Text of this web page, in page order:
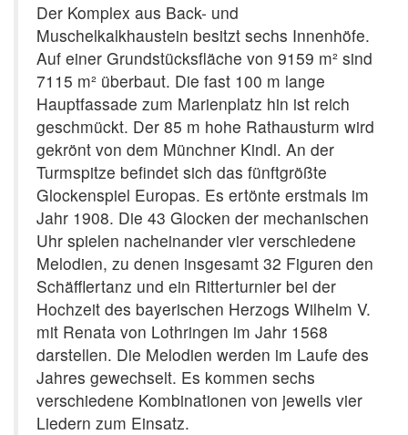
Der Komplex aus Back- und
Muschelkalkhaustein besitzt sechs Innenhöfe.
Auf einer Grundstücksfläche von 9159 m² sind
7115 m² überbaut. Die fast 100 m lange
Hauptfassade zum Marienplatz hin ist reich
geschmückt. Der 85 m hohe Rathausturm wird
gekrönt von dem Münchner Kindl. An der
Turmspitze befindet sich das fünftgrößte
Glockenspiel Europas. Es ertönte erstmals im
Jahr 1908. Die 43 Glocken der mechanischen
Uhr spielen nacheinander vier verschiedene
Melodien, zu denen insgesamt 32 Figuren den
Schäfflertanz und ein Ritterturnier bei der
Hochzeit des bayerischen Herzogs Wilhelm V.
mit Renata von Lothringen im Jahr 1568
darstellen. Die Melodien werden im Laufe des
Jahres gewechselt. Es kommen sechs
verschiedene Kombinationen von jeweils vier
Liedern zum Einsatz.